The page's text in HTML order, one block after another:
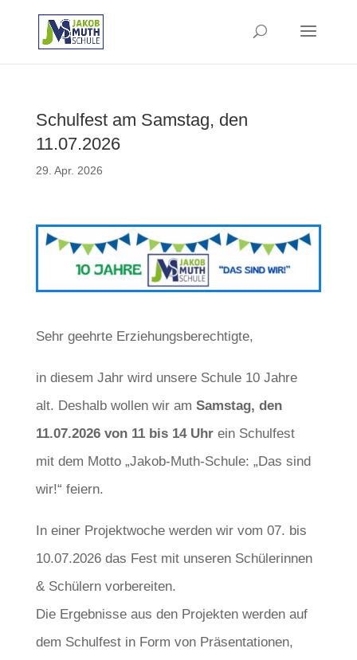
Schulfest am Samstag, den
11.07.2026
29. Apr. 2026
Sehr geehrte Erziehungsberechtigte,
in diesem Jahr wird unsere Schule 10 Jahre
alt. Deshalb wollen wir am Samstag, den
11.07.2026 von 11 bis 14 Uhrein Schulfest
mit dem Motto „Jakob-Muth-Schule: „Das sind
wir!“ feiern.
In einer Projektwoche werden wir vom 07. bis
10.07.2026 das Fest mit unseren Schülerinnen
& Schülern vorbereiten.
Die Ergebnisse aus den Projekten werden auf
dem Schulfest in Form von Präsentationen,